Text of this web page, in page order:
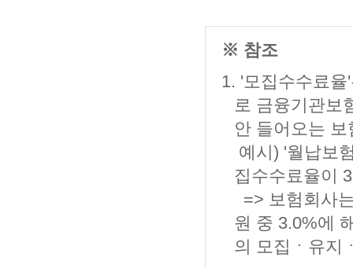
※ 참조
1. '모집수수료
로 금융기관보
안 들어오는
예시) '월납보
집수수료율이
=> 보험회사
원 중 3.0%에
의 모집ㆍ유지